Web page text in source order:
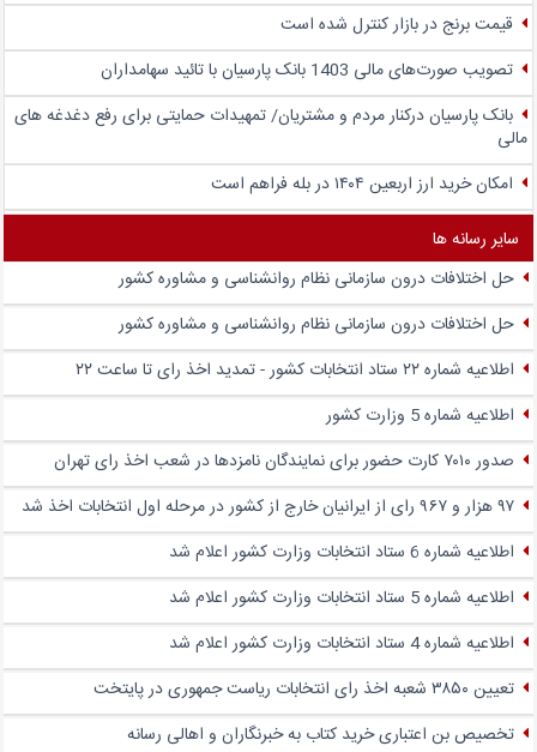
قیمت برنج در بازار کنترل شده است
تصویب صورت‌های مالی 1403 بانک پارسیان با تائید سهامداران
بانک پارسیان درکنار مردم و مشتریان/ تمهیدات حمایتی برای رفع دغدغه های
مالی
امکان خرید ارز اربعین ۱۴۰۴ در بله فراهم است
سایر رسانه ها
حل اختلافات درون سازمانی نظام روانشناسی و مشاوره کشور
حل اختلافات درون سازمانی نظام روانشناسی و مشاوره کشور
اطلاعیه شماره ۲۲ ستاد انتخابات کشور - تمدید اخذ رای تا ساعت ۲۲
اطلاعیه شماره 5 وزارت کشور
صدور ۷۰۱۰ کارت حضور برای نمایندگان نامزدها در شعب اخذ رای تهران
۹۷ هزار و ۹۶۷ رای از ایرانیان خارج از کشور در مرحله اول انتخابات اخذ شد
اطلاعیه شماره 6 ستاد انتخابات وزارت کشور اعلام شد
اطلاعیه شماره 5 ستاد انتخابات وزارت کشور اعلام شد
اطلاعیه شماره 4 ستاد انتخابات وزارت کشور اعلام شد
تعیین ۳۸۵۰ شعبه اخذ رای انتخابات ریاست جمهوری در پایتخت
تخصیص بن اعتباری خرید کتاب به خبرنگاران و اهالی رسانه